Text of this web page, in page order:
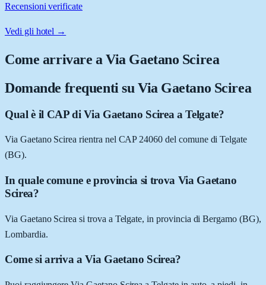
Recensioni verificate
Vedi gli hotel →
Come arrivare aVia Gaetano Scirea
Domande frequenti su Via Gaetano Scirea
Qual è il CAP di Via Gaetano Scirea a Telgate?
Via Gaetano Scirea rientra nel CAP 24060 del comune di Telgate
(BG).
In quale comune e provincia si trova Via Gaetano
Scirea?
Via Gaetano Scirea si trova a Telgate, in provincia di Bergamo (BG),
Lombardia.
Come si arriva a Via Gaetano Scirea?